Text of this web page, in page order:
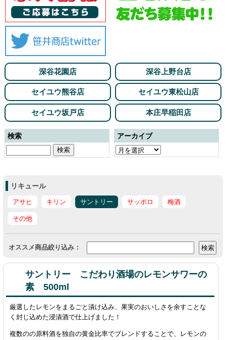
深谷花園店 深谷上野台店
セイユウ熊谷店 セイユウ東松山店
セイユウ坂戸店 本庄早稲田店
検索 アーカイブ
リキュール
アサヒ キリン サントリー サッポロ 梅酒
その他
オススメ商品絞り込み：
サントリー こだわり酒場のレモンサワーの
素 500ml
厳選したレモンをまるごと漬け込み、果実のおいしさを余すことな
く封じ込めた浸漬酒で仕上げました！
複数のの原料酒を独自の黄金比率でブレンドすることで、レモンの